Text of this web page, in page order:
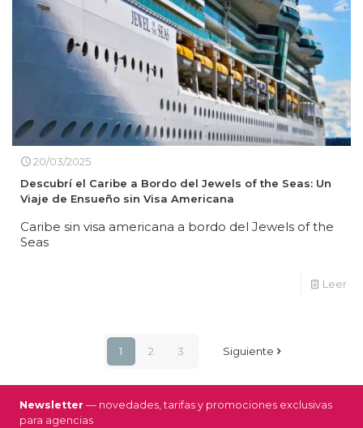
20/03/2025
Descubrí el Caribe a Bordo del Jewels of the Seas: Un
Viaje de Ensueño sin Visa Americana
Caribe sin visa americana a bordo del Jewels of the
Seas
Leer
1 2 3 Siguiente
Newsletter — novedades, tarifas y promociones exclusivas
para agencias